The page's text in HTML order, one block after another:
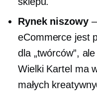
Rynek niszowy—
eCommerce jest
dla „twórców”,
Wielki Kartel ma
małych